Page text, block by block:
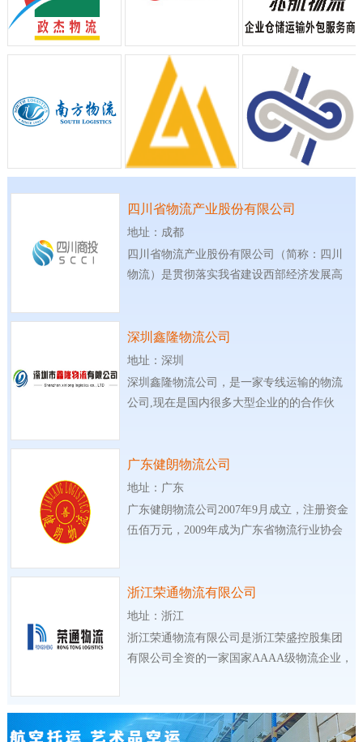
四川省物流产业股份有限公司
地址：成都
四川省物流产业股份有限公司（简称：四川
物流）是贯彻落实我省建设西部经济发展高
深圳鑫隆物流公司
地址：深圳
深圳鑫隆物流公司，是一家专线运输的物流
公司,现在是国内很多大型企业的的合作伙
广东健朗物流公司
地址：广东
广东健朗物流公司2007年9月成立，注册资金
伍佰万元，2009年成为广东省物流行业协会
浙江荣通物流有限公司
地址：浙江
浙江荣通物流有限公司是浙江荣盛控股集团
有限公司全资的一家国家AAAA级物流企业，